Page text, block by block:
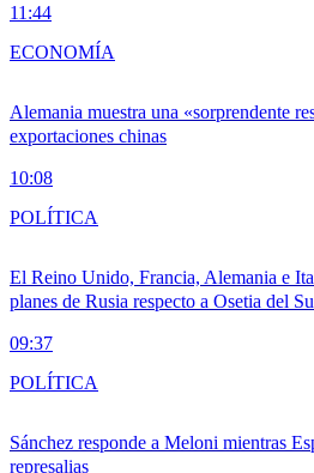
11:44
Alemania muestra una «sorprendente
exportaciones chinas
10:08
ECONOMÍA
El Reino Unido, Francia, Alemania e
planes de Rusia respecto a Osetia del
09:37
POLÍTICA
Sánchez responde a Meloni mientras
represalias
POLÍTICA